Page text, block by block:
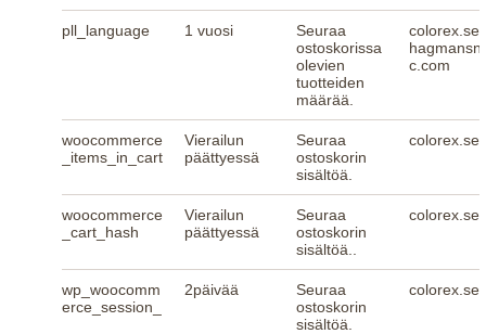
pll_language 1 vuosi
Seuraa
ostoskorissa
olevien
tuotteiden
määrää.
colorex.se,
c.com
woocommerce
_items_in_cart
Vierailun
päättyessä
Seuraa
ostoskorin
sisältöä.
colorex.se
woocommerce
_cart_hash
Vierailun
päättyessä
Seuraa
ostoskorin
sisältöä..
colorex.se
wp_woocomm
erce_session_
2päivää
Seuraa
ostoskorin
sisältöä.
colorex.se